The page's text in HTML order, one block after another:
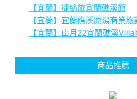
【宜蘭】捷絲旅宜蘭礁溪館
【宜蘭】宜蘭礁溪原湯商業
【宜蘭】山月22宜蘭礁溪
商品推薦